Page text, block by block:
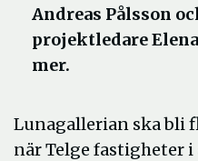
Andreas Pålsson
projektledare
mer.
Lunagallerian ska bli
när Telge fastigheter i